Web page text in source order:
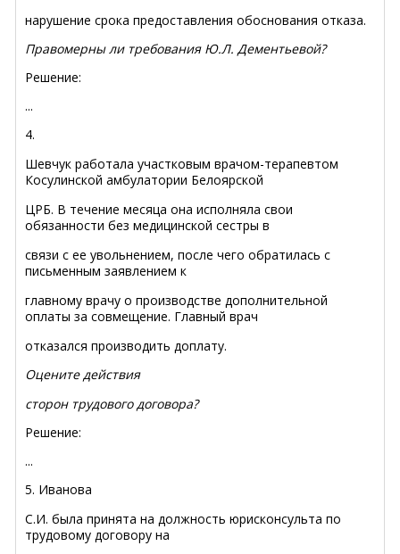
нарушение срока предоставления обоснования отказа.
Правомерны ли требования Ю.Л. Дементьевой?
Решение:
...
4.
Шевчук работала участковым врачом-терапевтом
Косулинской амбулатории Белоярской
ЦРБ. В течение месяца она исполняла свои
обязанности без медицинской сестры в
связи с ее увольнением, после чего обратилась с
письменным заявлением к
главному врачу о производстве дополнительной
оплаты за совмещение. Главный врач
отказался производить доплату.
Оцените действия
сторон трудового договора?
Решение:
...
5. Иванова
С.И. была принята на должность юрисконсульта по
трудовому договору на